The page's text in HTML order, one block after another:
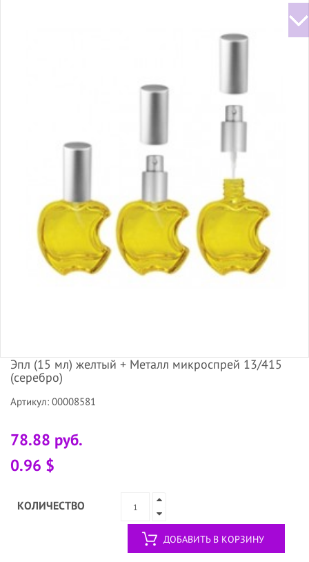
Эпл (15 мл) желтый + Металл микроспрей 13/415
(серебро)
Артикул: 00008581
78.88 руб.
0.96 $
КОЛИЧЕСТВО
ДОБАВИТЬ В КОРЗИНУ